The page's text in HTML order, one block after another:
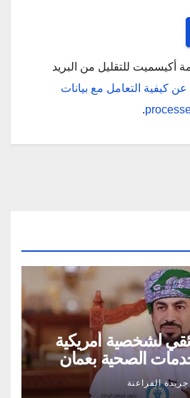
أكيسميت للتقليل من البريد
كيفية التعامل مع بيانات
.
لشخصية أمريكية
الصحية بعمان
جريدة الفراعنة